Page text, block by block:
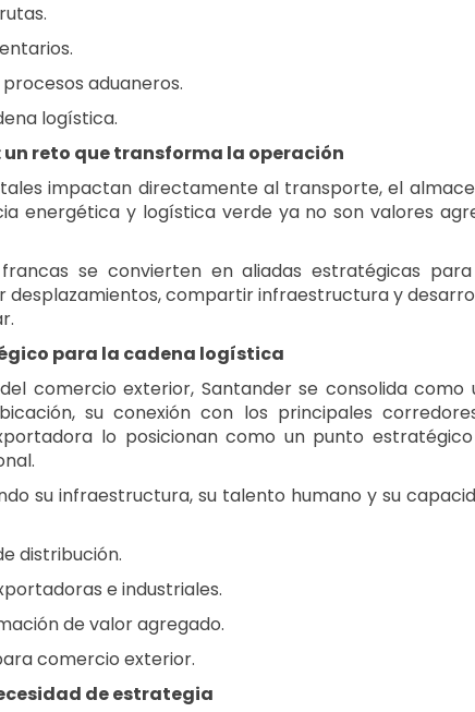
aduaneros.
logística.
reto que transforma la operación
impactan directamente al transporte, el
energética y logística verde ya no son valores
se convierten en aliadas estratégicas
desplazamientos, compartir infraestructura y
para la cadena logística
comercio exterior, Santander se consolida
su conexión con los principales
lo posicionan como un punto
su infraestructura, su talento humano y su
distribución.
e industriales.
de valor agregado.
comercio exterior.
de estrategia